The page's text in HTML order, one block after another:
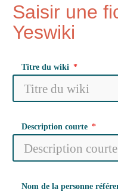
Saisir une
Yeswiki
Titre du wiki
Description courte
Nom de la personne